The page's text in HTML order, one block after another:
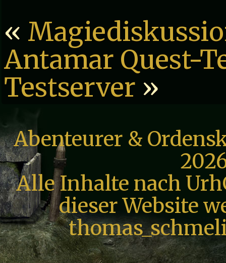
«
Antamar Quest-
Testserver »
Abenteurer &
Alle Inhalte nach
dieser Website